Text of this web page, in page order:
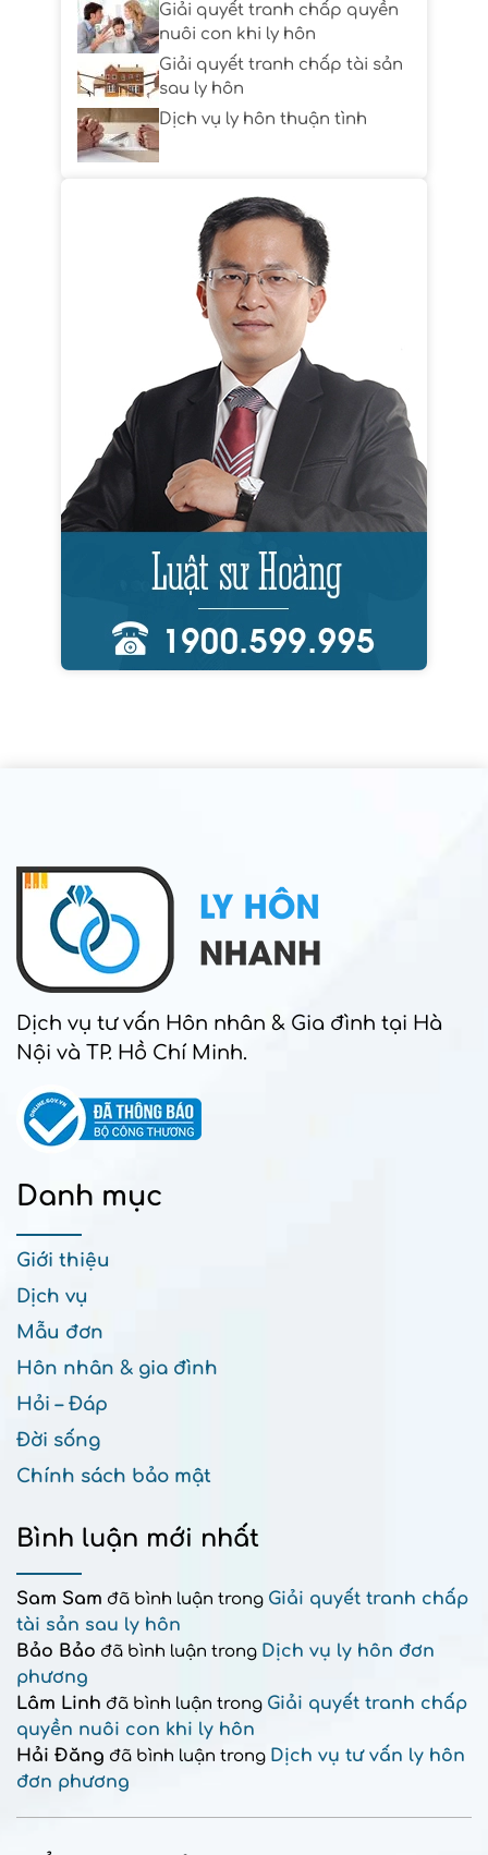
Giải quyết tranh chấp quyền
nuôi con khi ly hôn
Giải quyết tranh chấp tài sản
sau ly hôn
Dịch vụ ly hôn thuận tình
Dịch vụ tư vấn Hôn nhân & Gia đình tại Hà
Nội và TP. Hồ Chí Minh.
Danh mục
Giới thiệu
Dịch vụ
Mẫu đơn
Hôn nhân & gia đình
Hỏi – Đáp
Đời sống
Chính sách bảo mật
Bình luận mới nhất
Sam Sam đã bình luận trong Giải quyết tranh chấp
tài sản sau ly hôn
Bảo Bảo đã bình luận trong Dịch vụ ly hôn đơn
phương
Lâm Linh đã bình luận trong Giải quyết tranh chấp
quyền nuôi con khi ly hôn
Hải Đăng đã bình luận trong Dịch vụ tư vấn ly hôn
đơn phương